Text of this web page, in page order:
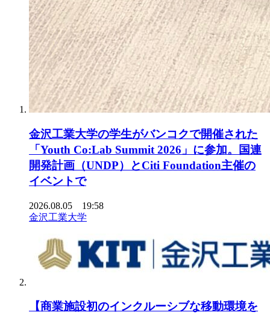
金沢工業大学の学生がバンコクで開催された
「Youth Co:Lab Summit 2026」に参加。国連
開発計画（UNDP）とCiti Foundation主催の
イベントで
2026.08.05 19:58
金沢工業大学
【商業施設初のインクルーシブな移動環境を